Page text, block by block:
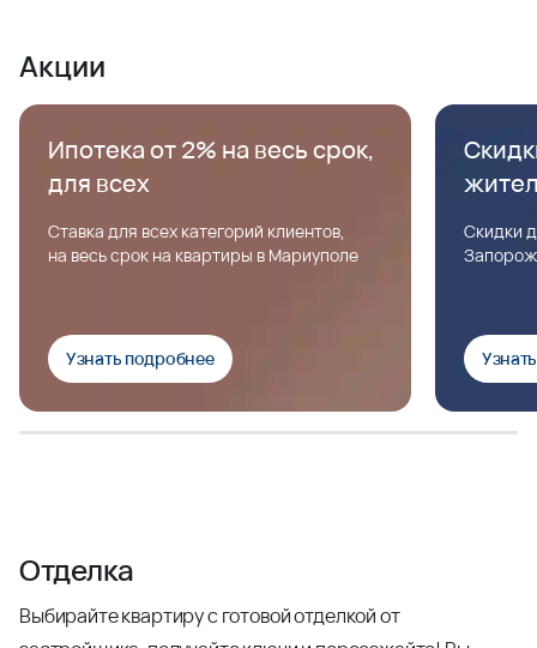
Акции
Ипотека от 2% на весь срок,
для всех
Ставка для всех категорий клиентов,
на весь срок на квартиры в Мариуполе
Узнать подробнее
Скидки
Отделка
Выбирайте квартиру с готовой отделкой от